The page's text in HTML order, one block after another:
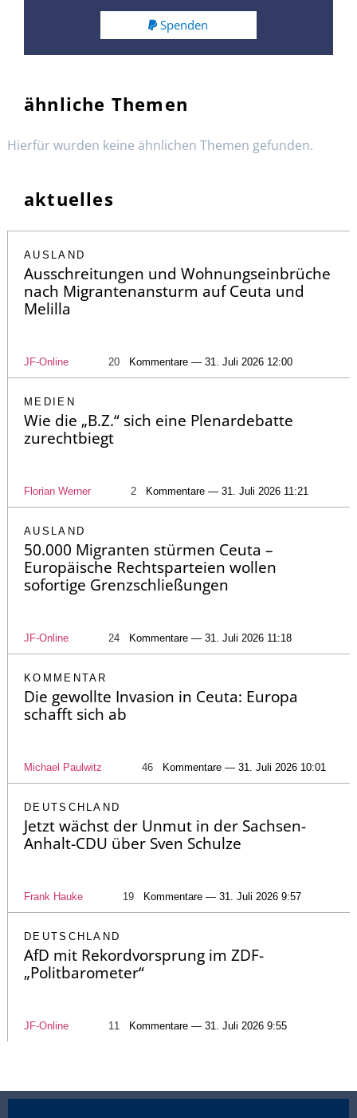
Spenden
ähnliche Themen
Hierfür wurden keine ähnlichen Themen gefunden.
aktuelles
AUSLAND
Ausschreitungen und Wohnungseinbrüche
nach Migrantenansturm auf Ceuta und
Melilla
JF-Online 20 Kommentare — 31. Juli 2026 12:00
MEDIEN
Wie die „B.Z.“ sich eine Plenardebatte
zurechtbiegt
Florian Werner 2 Kommentare — 31. Juli 2026 11:21
AUSLAND
50.000 Migranten stürmen Ceuta –
Europäische Rechtsparteien wollen
sofortige Grenzschließungen
JF-Online 24 Kommentare — 31. Juli 2026 11:18
KOMMENTAR
Die gewollte Invasion in Ceuta: Europa
schafft sich ab
Michael Paulwitz 46 Kommentare — 31. Juli 2026 10:01
DEUTSCHLAND
Jetzt wächst der Unmut in der Sachsen-
Anhalt-CDU über Sven Schulze
Frank Hauke 19 Kommentare — 31. Juli 2026 9:57
DEUTSCHLAND
AfD mit Rekordvorsprung im ZDF-
„Politbarometer“
JF-Online 11 Kommentare — 31. Juli 2026 9:55